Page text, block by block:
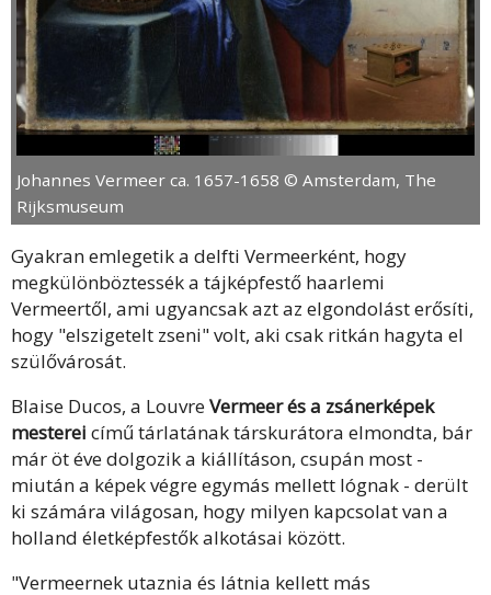
Johannes Vermeer ca. 1657-1658 © Amsterdam, The
Rijksmuseum
Gyakran emlegetik a delfti Vermeerként, hogy
megkülönböztessék a tájképfestő haarlemi
Vermeertől, ami ugyancsak azt az elgondolást erősíti,
hogy "elszigetelt zseni" volt, aki csak ritkán hagyta el
szülővárosát.
Blaise Ducos, a LouvreVermeer és a zsánerképek
mesterei című tárlatának társkurátora elmondta, bár
már öt éve dolgozik a kiállításon, csupán most -
miután a képek végre egymás mellett lógnak - derült
ki számára világosan, hogy milyen kapcsolat van a
holland életképfestők alkotásai között.
"Vermeernek utaznia és látnia kellett más